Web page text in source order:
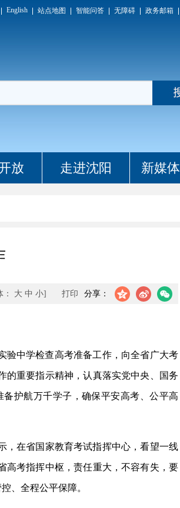
English 站点地图 智能问答 无障碍 政务邮箱
放 走进沈阳 新媒
分享：
： 大 中 小] 打印
中学检查高考准备工作，向全省广大考
的重要指示精神，认真落实党中央、国务
护航万千学子，确保平安高考、公平高
在省国家教育考试指挥中心，看望一线
高考指挥中枢，责任重大，不容有失，要
、全程公平保障。